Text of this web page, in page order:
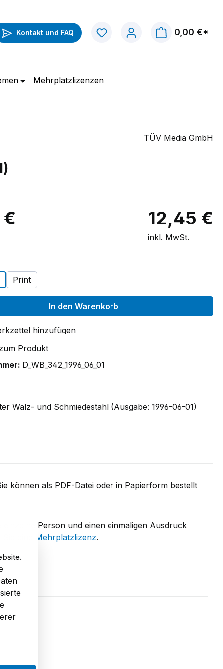
Kontakt und FAQ 0,00 €*
Mehrplatzlizenzen
TÜV Media GmbH
€ 12,45 €
inkl. MwSt.
Print
In den Warenkorb
hinzufügen
Produkt
D_WB_342_1996_06_01
Walz- und Schmiedestahl (Ausgabe: 1996-06-01)
können als PDF-Datei oder in Papierform bestellt
Person und einen einmaligen Ausdruck
eine
Mehrplatzlizenz.